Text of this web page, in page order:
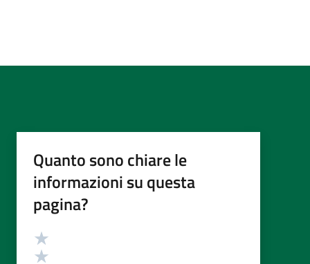
Quanto sono chiare le
informazioni su questa
pagina?
Valutazione